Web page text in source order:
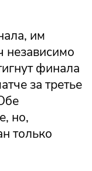
им
независимо
финала
за третье
но,
только